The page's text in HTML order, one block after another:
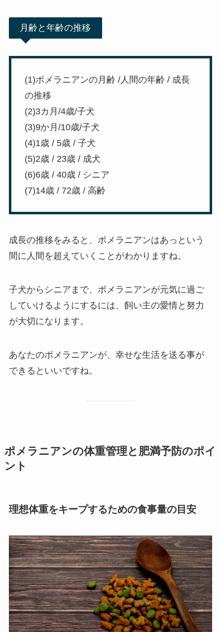
月齢と年齢の推移
(1)ポメラニアンの月齢 /人間の年齢 / 成長
の推移
(2)3カ月/4歳/子犬
(3)9か月/10歳/子犬
(4)1歳 / 5歳 / 子犬
(5)2歳 / 23歳 / 成犬
(6)6歳 / 40歳 / シニア
(7)14歳 / 72歳 / 高齢
成長の推移をみると、ポメラニアンはあっという
間に人間を超えていくことがわかりますね。
子犬からシニアまで、ポメラニアンが元気に過ご
していけるようにするには、飼い主の愛情と努力
が大切になります。
あなたのポメラニアンが、幸せな生活を送る事が
できるといいですね。
ポメラニアンの体重管理と肥満予防のポイ
ント
理想体重をキープするための食事量の目安